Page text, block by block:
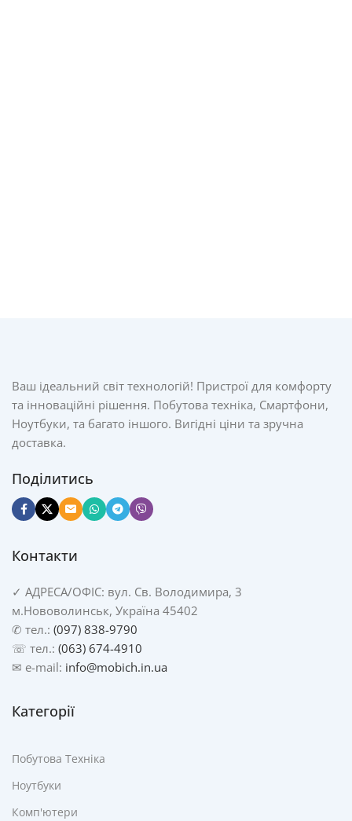
Ваш ідеальний світ технологій! Пристрої для комфорту
та інноваційні рішення. Побутова техніка, Смартфони,
Ноутбуки, та багато іншого. Вигідні ціни та зручна
доставка.
Поділитись
Контакти
✓ АДРЕСА/ОФІС: вул. Св. Володимира, 3
м.Нововолинськ, Україна 45402
✆ тел.: (097) 838-9790
☏ тел.: (063) 674-4910
✉ e-mail: info@mobich.in.ua
Категорії
Побутова Техніка
Ноутбуки
Комп'ютери